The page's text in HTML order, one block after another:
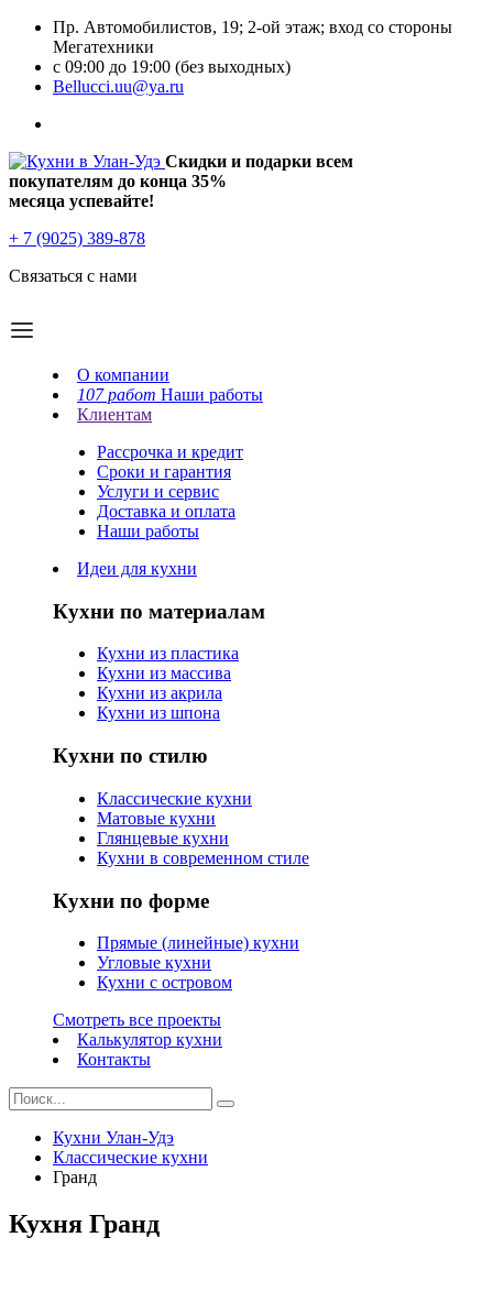
Пр. Автомобилистов, 19; 2-ой этаж; вход со стороны
Мегатехники
с 09:00 до 19:00 (без выходных)
Bellucci.uu@ya.ru
Скидки и подарки всем
покупателям до конца 35%
месяца успевайте!
+ 7 (9025) 389-878
Связаться с нами
О компании
107 работ Наши работы
Клиентам
Рассрочка и кредит
Сроки и гарантия
Услуги и сервис
Доставка и оплата
Наши работы
Идеи для кухни
Кухни по материалам
Кухни из пластика
Кухни из массива
Кухни из акрила
Кухни из шпона
Кухни по стилю
Классические кухни
Матовые кухни
Глянцевые кухни
Кухни в современном стиле
Кухни по форме
Прямые (линейные) кухни
Угловые кухни
Кухни с островом
Смотреть все проекты
Калькулятор кухни
Контакты
Кухни Улан-Удэ
Классические кухни
Гранд
Кухня Гранд